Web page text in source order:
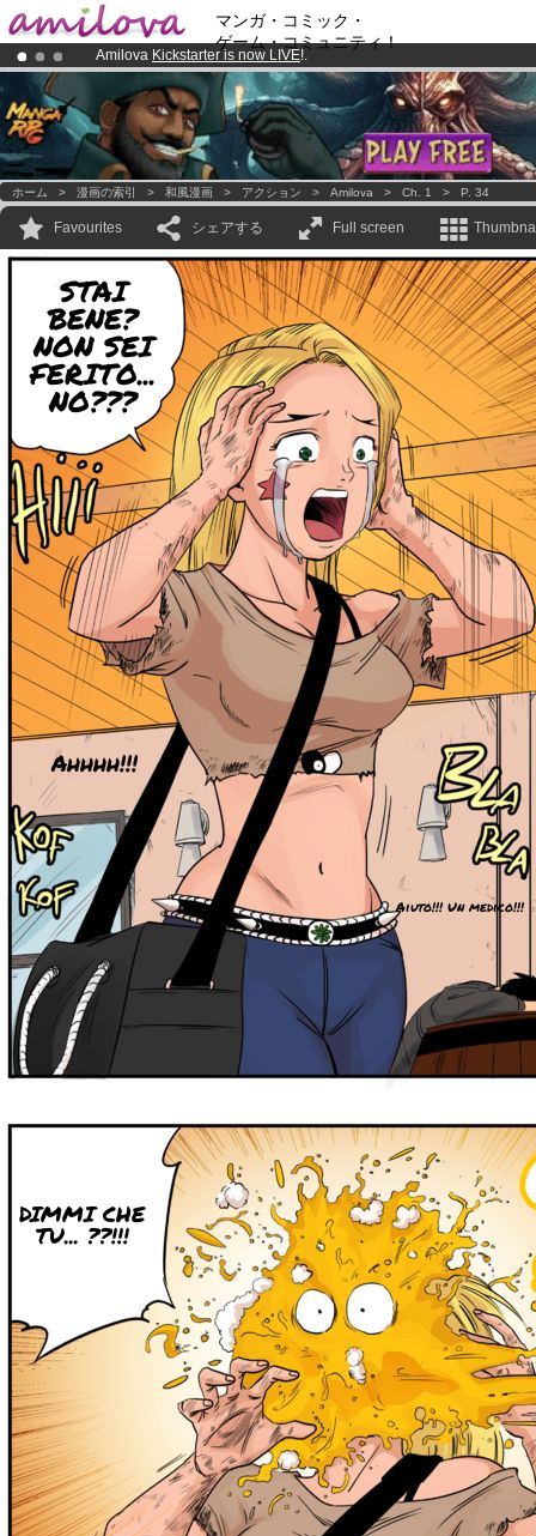
マンガ・コミック・
ゲーム・コミュニティ！
Amilova Kickstarter is now LIVE!.
Already 100000membersand 1000comics & mangas!.
Premium membership from3.95 euros per month !Get membership
ホーム > 漫画の索引 > 和風漫画 > アクション > Amilova > Ch. 1 > P. 34
Favourites シェアする Full screen
STAI
BENE?
NON SEI
FERITO...
NO???
DIMMI CHE
TU... ??!!!
Aiuto!!! Un medico!!!
Ahhhh!!!